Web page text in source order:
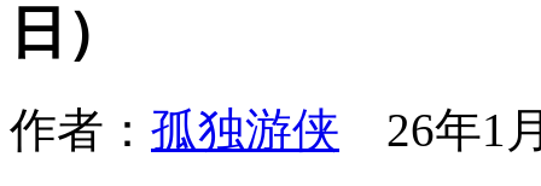
日）
作者： 孤独游侠 26年1